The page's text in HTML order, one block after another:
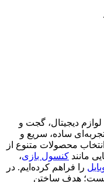
دیجیتال، گجت و
ساده، سریع و
انتخاب محصولات متنوع از
مانند کنسول بازی،
را فراهم کرده‌ایم. در
هدف ساختن